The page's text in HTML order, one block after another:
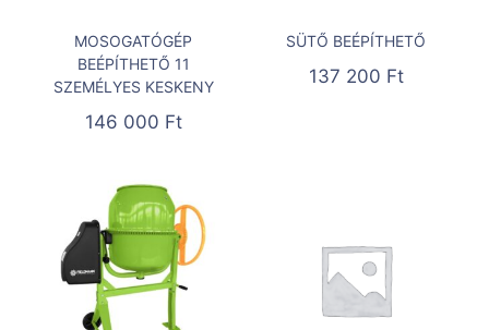
MOSOGATÓGÉP
BEÉPÍTHETŐ 11
SZEMÉLYES KESKENY
146 000 Ft
SÜTŐ BEÉPÍTHETŐ
137 200 Ft